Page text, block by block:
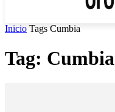
Inicio Tags Cumbia
Tag: Cumbia